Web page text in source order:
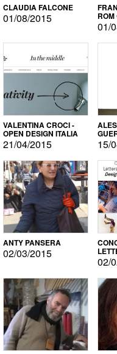
CLAUDIA FALCONE
01/08/2015
01/
VALENTINA CROCI -
OPEN DESIGN ITALIA
21/04/2015 15/
ANTY PANSERA
02/03/2015
02/